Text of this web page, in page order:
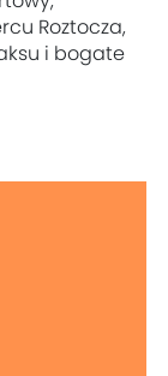
Roztocza,
i bogate